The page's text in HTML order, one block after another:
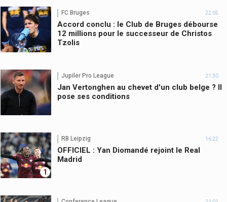
FC Bruges 22:05
Accord conclu : le Club de Bruges débourse
12 millions pour le successeur de Christos
Tzolis
Jupiler Pro League 21:30
Jan Vertonghen au chevet d'un club belge ? Il
pose ses conditions
1
RB Leipzig 16:22
OFFICIEL : Yan Diomandé rejoint le Real
Madrid